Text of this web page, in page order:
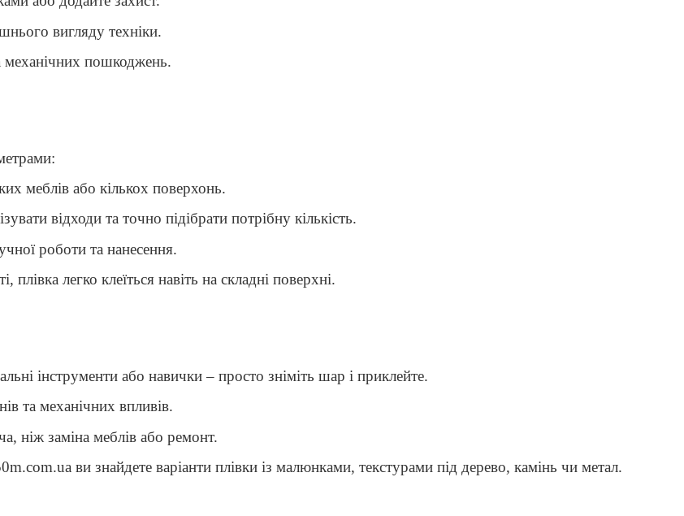
вигляду техніки.
механічних пошкоджень.
меблів або кількох поверхонь.
відходи та точно підібрати потрібну кількість.
роботи та нанесення.
легко клеїться навіть на складні поверхні.
інструменти або навички – просто зніміть шар і приклейте.
та механічних впливів.
ніж заміна меблів або ремонт.
ви знайдете варіанти плівки із малюнками, текстурами під дерево, камінь чи метал.